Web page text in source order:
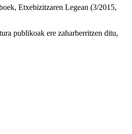
Etxebizitzaren Legean (3/2015,
publikoak ere zaharberritzen ditu,